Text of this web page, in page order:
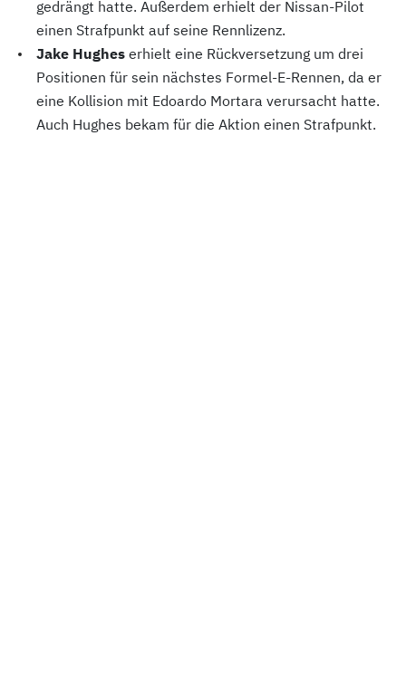
gedrängt hatte. Außerdem erhielt der Nissan-Pilot
einen Strafpunkt auf seine Rennlizenz.
Jake Hughes erhielt eine Rückversetzung um drei
Positionen für sein nächstes Formel-E-Rennen, da er
eine Kollision mit Edoardo Mortara verursacht hatte.
Auch Hughes bekam für die Aktion einen Strafpunkt.